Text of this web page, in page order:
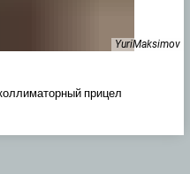
YuriMaksimov
прицел